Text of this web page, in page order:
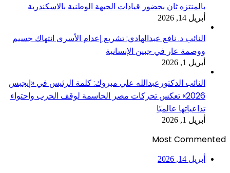
بالمنتزه ثان بحضور قيادات الجبهة الوطنية بالاسكندرية
أبريل 14, 2026
النائب د. نافع عبدالهادي: تشريع إعدام الأسرى انتهاك جسيم
ووصمة عار في جبين الإنسانية
أبريل 1, 2026
النائب الدكتورعبدالله علي مبروك: كلمة الرئيس في «إيجبس
2026» تعكس تحركات مصر الحاسمة لوقف الحرب واحتواء
تداعياتها عالميًا
أبريل 1, 2026
Most Commented
أبريل 14, 2026